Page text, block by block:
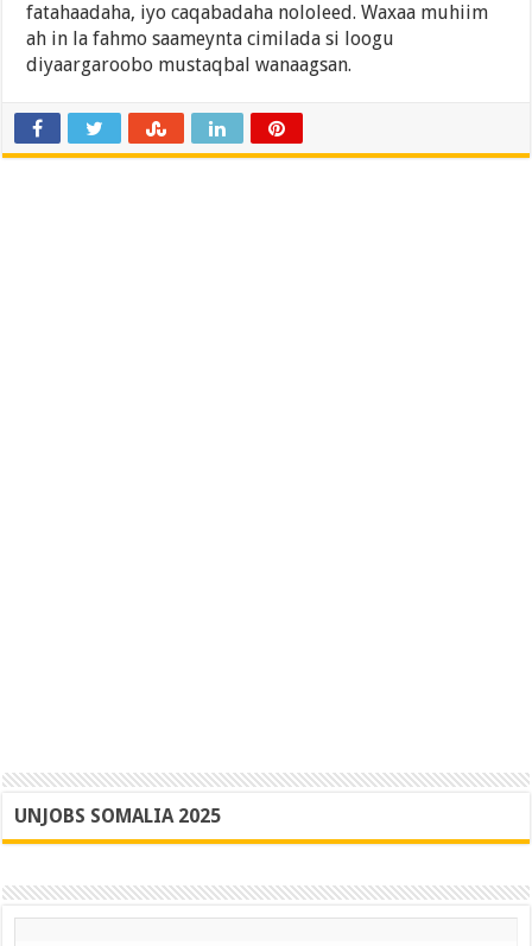
fatahaadaha, iyo caqabadaha nololeed. Waxaa muhiim
ah in la fahmo saameynta cimilada si loogu
diyaargaroobo mustaqbal wanaagsan.
UNJOBS SOMALIA 2025